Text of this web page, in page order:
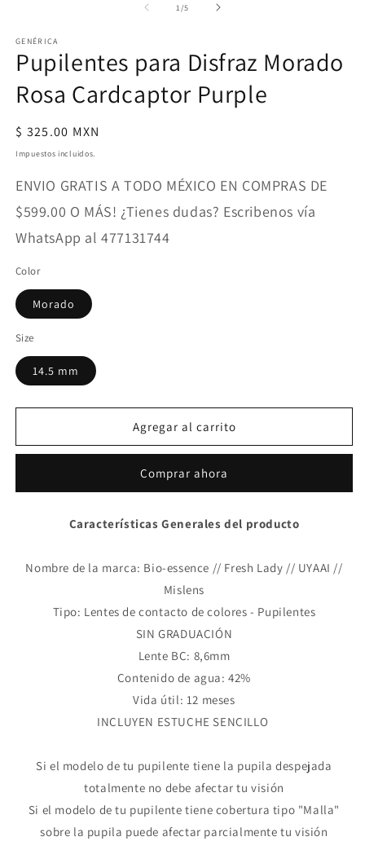
una
ventana
modal
1/de
5
GENÉRICA
Pupilentes para Disfraz Morado
Rosa Cardcaptor Purple
Precio
habitual
$ 325.00 MXN
Impuestos incluidos.
ENVIO GRATIS A TODO MÉXICO EN COMPRAS DE
$599.00 O MÁS! ¿Tienes dudas? Escribenos vía
WhatsApp al 477131744
Color
Morado
Size
14.5 mm
Agregar al carrito
Comprar ahora
Características Generales del producto
Nombre de la marca: Bio-essence // Fresh Lady // UYAAI //
Mislens
Tipo: Lentes de contacto de colores - Pupilentes
SIN GRADUACIÓN
Lente BC: 8,6mm
Contenido de agua: 42%
Vida útil: 12 meses
INCLUYEN ESTUCHE SENCILLO
Si el modelo de tu pupilente tiene la pupila despejada
totalmente no debe afectar tu visión
Si el modelo de tu pupilente tiene cobertura tipo "Malla"
sobre la pupila puede afectar parcialmente tu visión